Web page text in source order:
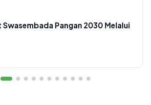
Launches ICCONSIST 2026: